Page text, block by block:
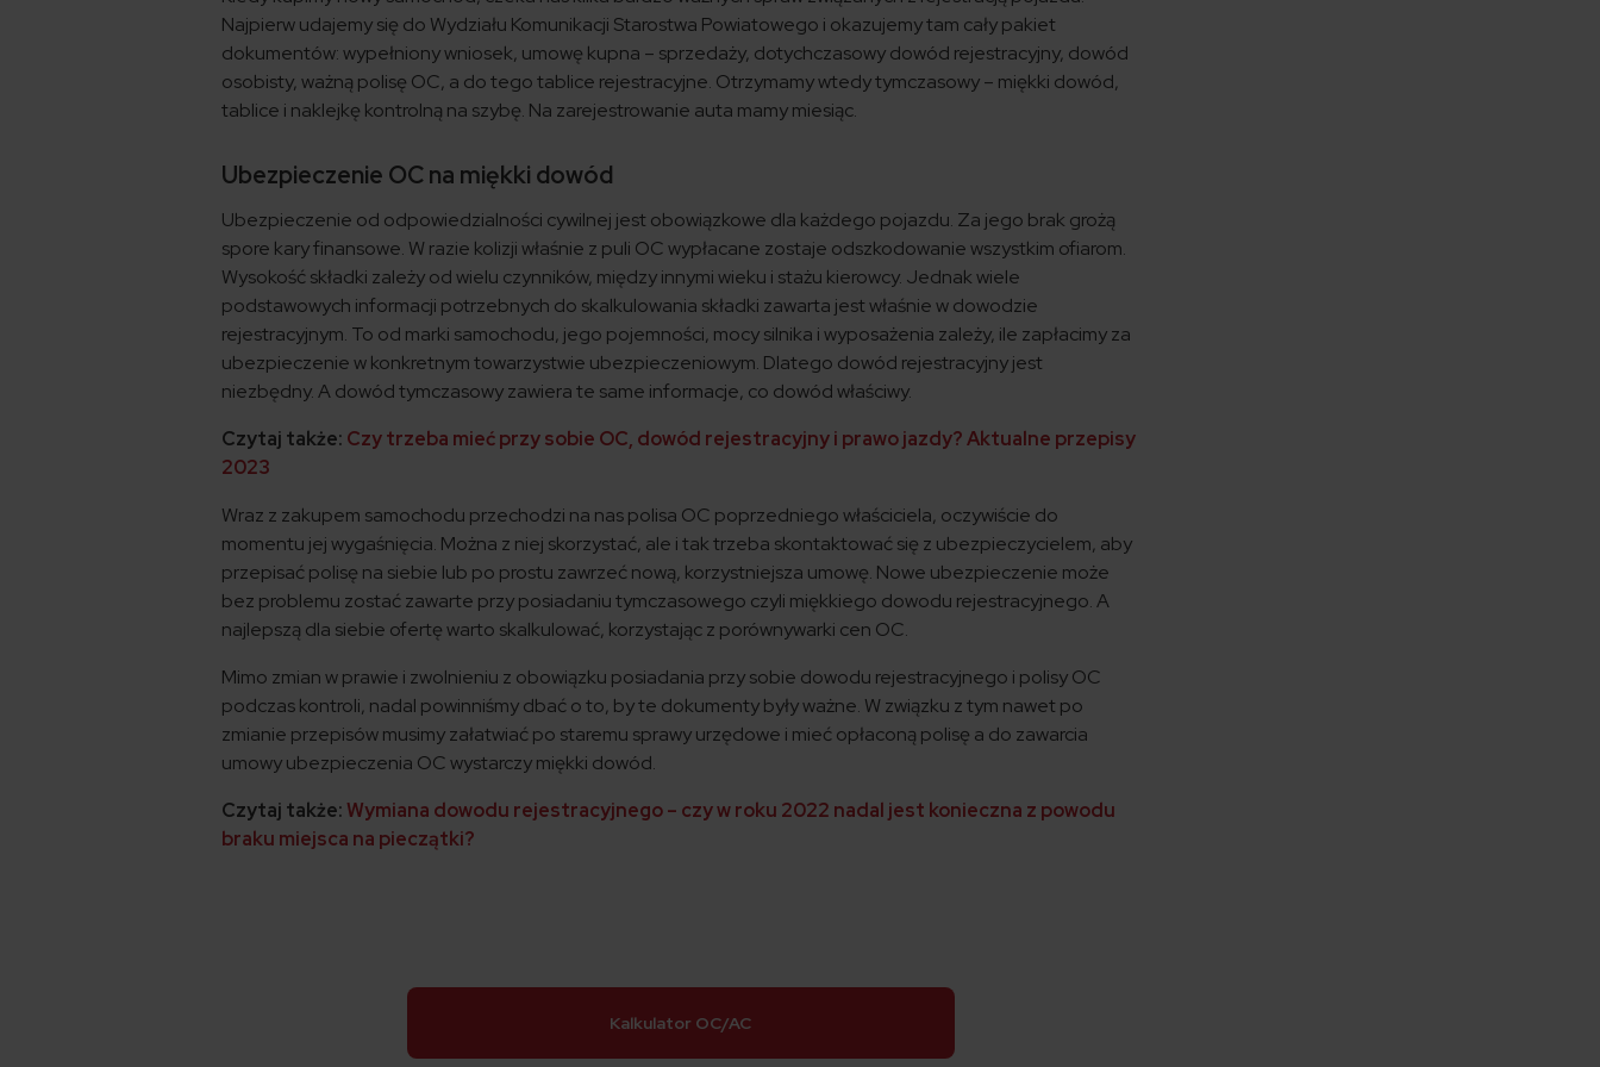
Najpierw udajemy się do Wydziału Komunikacji Starostwa Powiatowego i okazujemy tam cały pakiet
dokumentów: wypełniony wniosek, umowę kupna – sprzedaży, dotychczasowy dowód rejestracyjny, dowód
osobisty, ważną polisę OC, a do tego tablice rejestracyjne. Otrzymamy wtedy tymczasowy – miękki dowód,
tablice i naklejkę kontrolną na szybę. Na zarejestrowanie auta mamy miesiąc.
Ubezpieczenie OC na miękki dowód
Ubezpieczenie od odpowiedzialności cywilnej jest obowiązkowe dla każdego pojazdu. Za jego brak grożą
spore kary finansowe. W razie kolizji właśnie z puli OC wypłacane zostaje odszkodowanie wszystkim ofiarom.
Wysokość składki zależy od wielu czynników, między innymi wieku i stażu kierowcy. Jednak wiele
podstawowych informacji potrzebnych do skalkulowania składki zawarta jest właśnie w dowodzie
rejestracyjnym. To od marki samochodu, jego pojemności, mocy silnika i wyposażenia zależy, ile zapłacimy za
ubezpieczenie w konkretnym towarzystwie ubezpieczeniowym. Dlatego dowód rejestracyjny jest
niezbędny. A dowód tymczasowy zawiera te same informacje, co dowód właściwy.
Czytaj także: Czy trzeba mieć przy sobie OC, dowód rejestracyjny i prawo jazdy? Aktualne przepisy
2023
Wraz z zakupem samochodu przechodzi na nas polisa OC poprzedniego właściciela, oczywiście do
momentu jej wygaśnięcia. Można z niej skorzystać, ale i tak trzeba skontaktować się z ubezpieczycielem, aby
przepisać polisę na siebie lub po prostu zawrzeć nową, korzystniejsza umowę. Nowe ubezpieczenie może
bez problemu zostać zawarte przy posiadaniu tymczasowego czyli miękkiego dowodu rejestracyjnego. A
najlepszą dla siebie ofertę warto skalkulować, korzystając z porównywarki cen OC.
Mimo zmian w prawie i zwolnieniu z obowiązku posiadania przy sobie dowodu rejestracyjnego i polisy OC
podczas kontroli, nadal powinniśmy dbać o to, by te dokumenty były ważne. W związku z tym nawet po
zmianie przepisów musimy załatwiać po staremu sprawy urzędowe i mieć opłaconą polisę a do zawarcia
umowy ubezpieczenia OC wystarczy miękki dowód.
Czytaj także:Wymiana dowodu rejestracyjnego – czy w roku 2022 nadal jest konieczna z powodu
braku miejsca na pieczątki?
Kalkulator OC/AC